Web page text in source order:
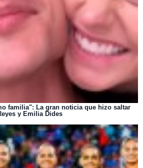
familia": La gran noticia que hizo saltar
y Emilia Dides